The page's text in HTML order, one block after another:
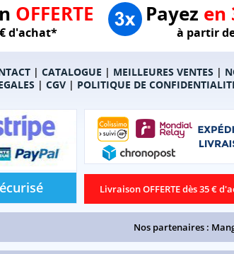
OFFERTE
d'achat*
Payez en
à partir
| CATALOGUE | MEILLEURES VENTES |
| CGV| POLITIQUE DE
Livraison OFFERTE dès 35 €
Nos partenaires :